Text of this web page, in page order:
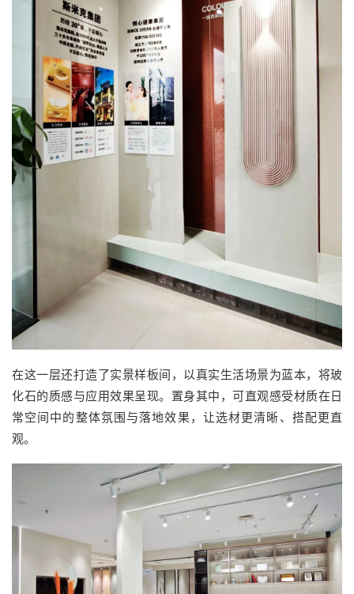
在这一层还打造了实景样板间，以真实生活场景为蓝本，将玻
化石的质感与应用效果呈现。置身其中，可直观感受材质在日
常空间中的整体氛围与落地效果，让选材更清晰、搭配更直
观。